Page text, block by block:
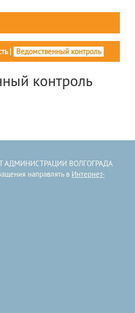
| Ведомственный контроль
контроль
ВОЛГОГРАДА
направлять в Интернет-